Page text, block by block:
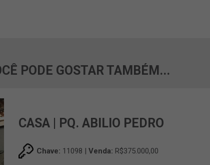
PODE GOSTAR TAMBÉM...
CASA | PQ. ABILIO PEDRO
Chave: 11098 |Venda: R$375.000,00